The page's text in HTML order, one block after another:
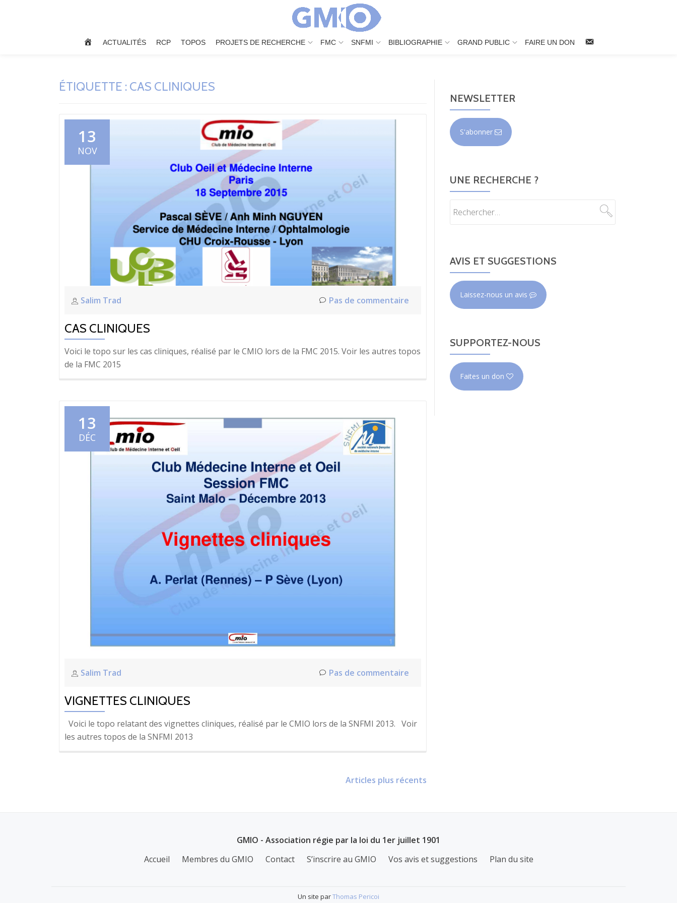
ACCUEIL
ACTUALITÉS RCP TOPOS PROJETS DE RECHERCHE FMC SNFMI BIBLIOGRAPHIE GRAND PUBLIC FAIRE UN DON
NOUS
ÉTIQUETTE : CAS CLINIQUES
13
NOV
Salim Trad Pas de commentaire
CAS CLINIQUES
Voici le topo sur les cas cliniques, réalisé par le CMIO lors de la FMC 2015. Voir les autres topos
de la FMC 2015
13
DÉC
Salim Trad Pas de commentaire
VIGNETTES CLINIQUES
Voici le topo relatant des vignettes cliniques, réalisé par le CMIO lors de la SNFMI 2013. Voir
les autres topos de la SNFMI 2013
Articles plus récents
NEWSLETTER
S'abonner
UNE RECHERCHE ?
AVIS ET SUGGESTIONS
Laissez-nous un avis
SUPPORTEZ-NOUS
Faites un don
GMIO - Association régie par la loi du 1er juillet 1901
Accueil Membres du GMIO Contact S’inscrire au GMIO Vos avis et suggestions Plan du site
Un site parThomas Pericoi